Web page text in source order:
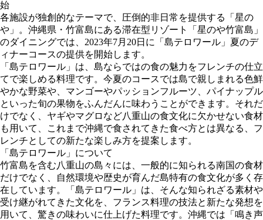
各施設が独創的なテーマで、圧倒的非日常を提供する「星の
や」。沖縄県・竹富島にある滞在型リゾート「星のや竹富島」
のダイニングでは、2023年7月20日に「島テロワール」夏のデ
ィナーコースの提供を開始します。
「島テロワール」は、島ならではの食の魅力をフレンチの仕立
てで楽しめる料理です。今夏のコースでは島で親しまれる色鮮
やかな野菜や、マンゴーやパッションフルーツ、パイナップル
といった旬の果物をふんだんに味わうことができます。それだ
けでなく、ヤギやマグロなど八重山の食文化に欠かせない食材
も用いて、これまで沖縄で食されてきた食べ方とは異なる、フ
レンチとしての新たな楽しみ方を提案します。
「島テロワール」について
竹富島を含む八重山の島々には、一般的に知られる南国の食材
だけでなく、自然環境や歴史が育んだ島特有の食文化が多く存
在しています。「島テロワール」は、そんな知られざる素材や
受け継がれてきた文化を、フランス料理の技法と新たな発想を
用いて、驚きの味わいに仕上げた料理です。沖縄では「鳴き声